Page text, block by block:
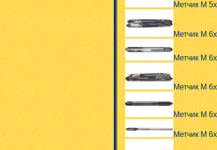
Метчик М
Метчик М
Метчик М
Метчик М
Метчик М
Метчик М